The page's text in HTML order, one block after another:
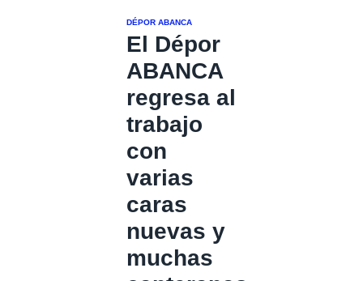
DÉPOR ABANCA
El Dépor
ABANCA
regresa al
trabajo
con
varias
caras
nuevas y
muchas